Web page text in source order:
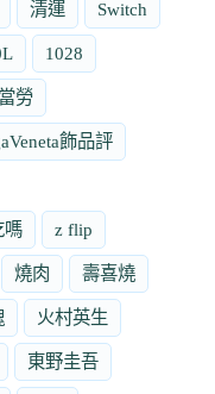
清運 Switch
1028
勞
飾品評
嗎 z flip
燒肉 壽喜燒
火村英生
東野圭吾